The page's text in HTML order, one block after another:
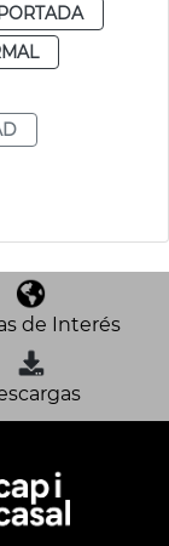
de Interés